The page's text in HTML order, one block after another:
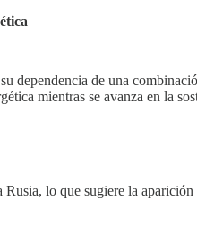
dependencia de una
mientras se avanza en la
lo que sugiere la